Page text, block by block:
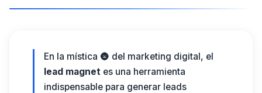
En la mística 🌚 del marketing digital, el
lead magnet es una herramienta
indispensable para generar leads